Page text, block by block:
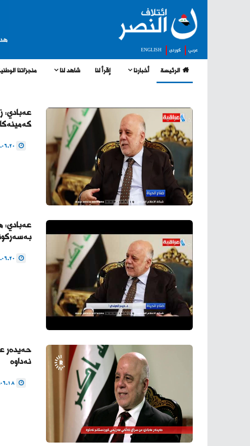
ENGLISH كوردى عربي
الرئيسة أخبارنا إقرأ لنا شاهد لنا منجزاتنا
عەبادی:
عەبادی:
حەیدەر
نەداوە